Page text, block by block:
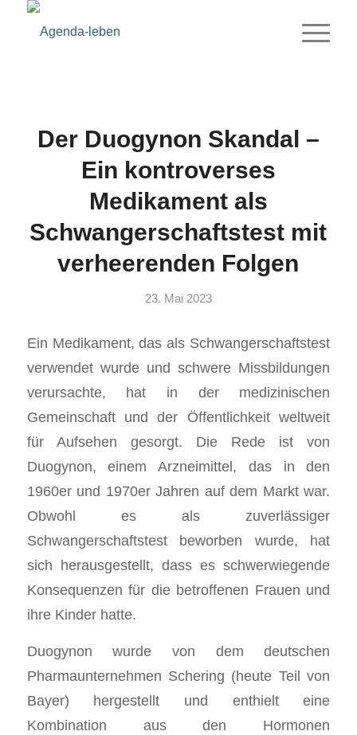
Der Duogynon Skandal –
Ein kontroverses
Medikament als
Schwangerschaftstest mit
verheerenden Folgen
23. Mai 2023
Ein Medikament, das als Schwangerschaftstest
verwendet wurde und schwere Missbildungen
verursachte, hat in der medizinischen
Gemeinschaft und der Öffentlichkeit weltweit
für Aufsehen gesorgt. Die Rede ist von
Duogynon, einem Arzneimittel, das in den
1960er und 1970er Jahren auf dem Markt war.
Obwohl es als zuverlässiger
Schwangerschaftstest beworben wurde, hat
sich herausgestellt, dass es schwerwiegende
Konsequenzen für die betroffenen Frauen und
ihre Kinder hatte.
Duogynon wurde von dem deutschen
Pharmaunternehmen Schering (heute Teil von
Bayer) hergestellt und enthielt eine
Kombination aus den Hormonen